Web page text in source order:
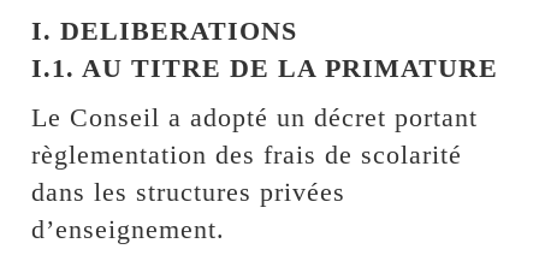
I. DELIBERATIONS
I.1. AU TITRE DE LA PRIMATURE
Le Conseil a adopté un décret portant
règlementation des frais de scolarité
dans les structures privées
d’enseignement.